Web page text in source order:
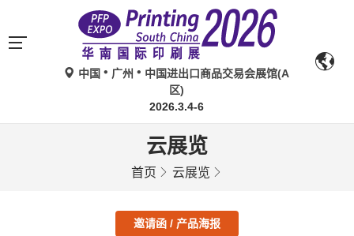
中国 广州
中国进出口商品交易会展馆(A
区)
2026.3.4-6
云展览
首页 云展览
邀请函 / 产品海报